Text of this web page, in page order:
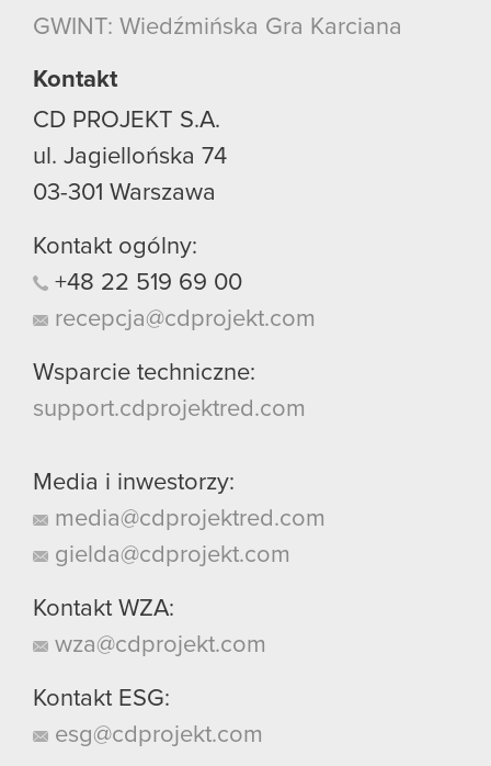
GWINT: Wiedźmińska Gra Karciana
Kontakt
CD PROJEKT S.A.
ul. Jagiellońska 74
03-301 Warszawa
Kontakt ogólny:
+48 22 519 69 00
recepcja@cdprojekt.com
Wsparcie techniczne:
support.cdprojektred.com
Media i inwestorzy:
media@cdprojektred.com
gielda@cdprojekt.com
Kontakt WZA:
wza@cdprojekt.com
Kontakt ESG:
esg@cdprojekt.com